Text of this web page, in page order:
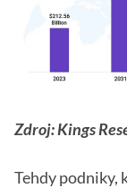
Zdroj: Kings
Tehdy podniky,